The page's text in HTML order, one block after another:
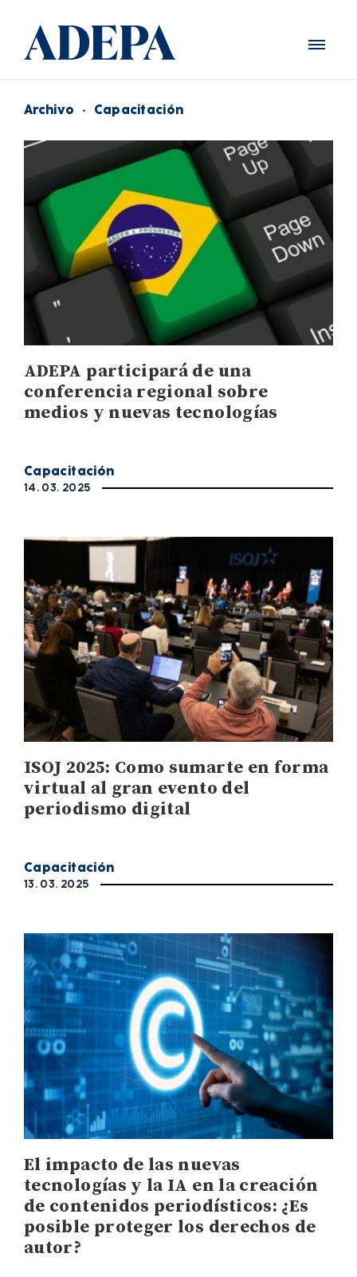
Archivo · Capacitación
ADEPA participará de una
conferencia regional sobre
medios y nuevas tecnologías
Capacitación
14. 03. 2025
ISOJ 2025: Como sumarte en forma
virtual al gran evento del
periodismo digital
Capacitación
13. 03. 2025
El impacto de las nuevas
tecnologías y la IA en la creación
de contenidos periodísticos: ¿Es
posible proteger los derechos de
autor?